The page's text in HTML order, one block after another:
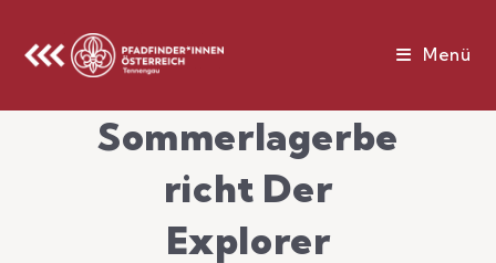
Menü
Sommerlagerbe
Richt Der
Explorer